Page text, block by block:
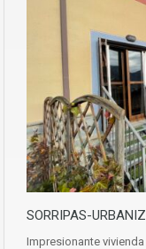
SORRIPAS-
Impresionante